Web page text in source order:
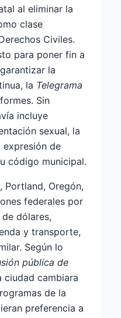
al eliminar la
clase
Civiles.
para poner fin a
la
la Telegrama
Sin
incluye
sexual, la
expresión de
código municipal.
Portland, Oregón,
federales por
dólares,
y transporte,
Según lo
pública de
ciudad cambiara
de la
preferencia a